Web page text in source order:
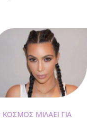
ΚΟΣΜΟΣ ΜΙΛΑΕΙ ΓΙΑ